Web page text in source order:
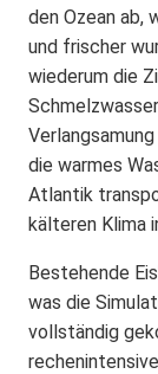
den Ozean ab,
und frischer
wiederum die
die warmes
Atlantik
kälteren Klima
Bestehende
was die
vollständig